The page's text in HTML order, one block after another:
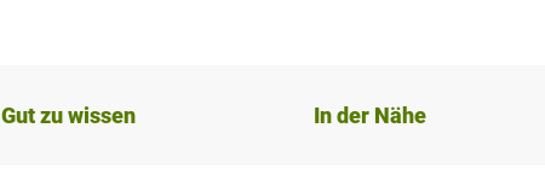
Gut zu wissen In der Nähe